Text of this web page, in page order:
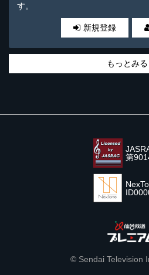
す。
新規登録
もっとみる
第
© Sendai Television